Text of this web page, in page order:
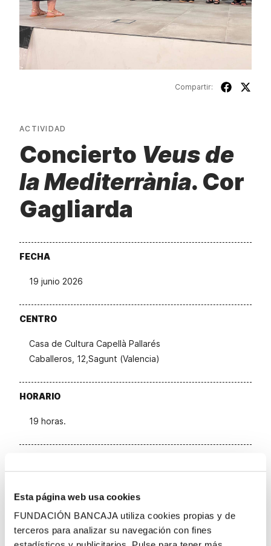
Esta página web usa cookies
FUNDACIÓN BANCAJA utiliza cookies propias y de
terceros para analizar su navegación con fines
Compartir:
ACTIVIDAD
Concierto Veus de
la Mediterrània. Cor
Gagliarda
FECHA
19 junio 2026
CENTRO
Casa de Cultura Capellà Pallarés
Caballeros, 12,Sagunt (Valencia)
HORARIO
19 horas.
La Comisión Delegada de la Fundación Bancaja en